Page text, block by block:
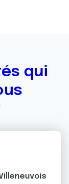
qui